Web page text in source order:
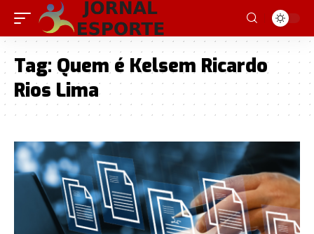
Tag: Quem é Kelsem Ricardo
Rios Lima